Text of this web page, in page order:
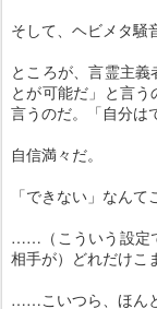
そして、ヘビメタ騒
ところが、言霊主
とが可能だ」と言
言うのだ。「自分は
自信満々だ。
「できない」なんて
……（こういう設定
相手が）どれだけこ
……こいつら、ほん